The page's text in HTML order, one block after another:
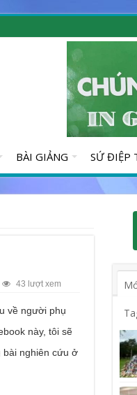
BÀI GIẢNG SỨ ĐIỆP
43 lượt xem
về người phụ
này, tôi sẽ
bài nghiên cứu ở